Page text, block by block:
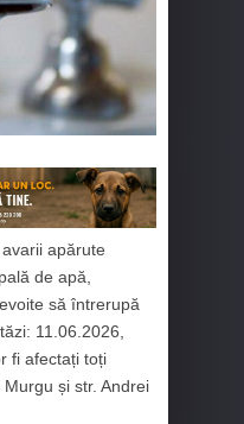
apărute
de apă,
să întrerupă
11.06.2026,
fi afectați toți
și str. Andrei